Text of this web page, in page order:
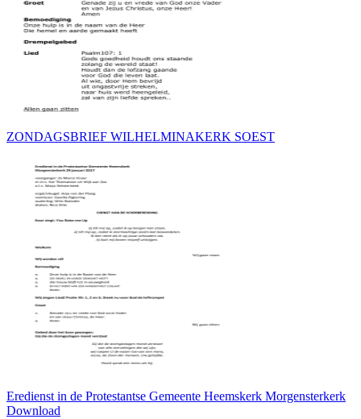
ZONDAGSBRIEF WILHELMINAKERK SOEST
Eredienst in de Protestantse Gemeente Heemskerk Morgensterkerk
Download